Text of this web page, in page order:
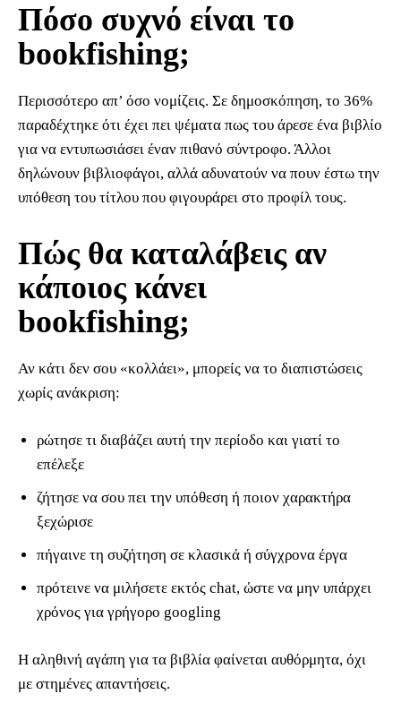
Πόσο συχνό είναι το
bookfishing;
Περισσότερο απ’ όσο νομίζεις. Σε δημοσκόπηση, το 36%
παραδέχτηκε ότι έχει πει ψέματα πως του άρεσε ένα βιβλίο
για να εντυπωσιάσει έναν πιθανό σύντροφο. Άλλοι
δηλώνουν βιβλιοφάγοι, αλλά αδυνατούν να πουν έστω την
υπόθεση του τίτλου που φιγουράρει στο προφίλ τους.
Πώς θα καταλάβεις αν
κάποιος κάνει
bookfishing;
Αν κάτι δεν σου «κολλάει», μπορείς να το διαπιστώσεις
χωρίς ανάκριση:
ρώτησε τι διαβάζει αυτή την περίοδο και γιατί το
επέλεξε
ζήτησε να σου πει την υπόθεση ή ποιον χαρακτήρα
ξεχώρισε
πήγαινε τη συζήτηση σε κλασικά ή σύγχρονα έργα
πρότεινε να μιλήσετε εκτός chat, ώστε να μην υπάρχει
χρόνος για γρήγορο googling
Η αληθινή αγάπη για τα βιβλία φαίνεται αυθόρμητα, όχι
με στημένες απαντήσεις.